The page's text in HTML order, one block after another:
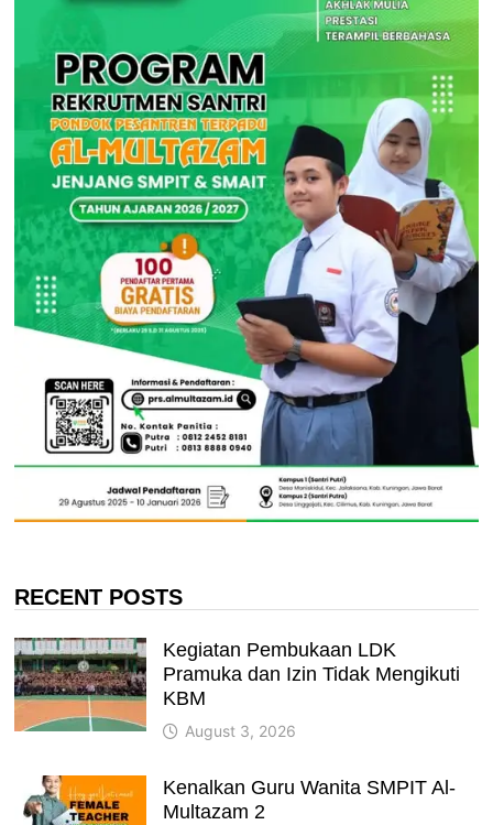
RECENT POSTS
Kegiatan Pembukaan LDK
Pramuka dan Izin Tidak Mengikuti
KBM
August 3, 2026
Kenalkan Guru Wanita SMPIT Al-
Multazam 2